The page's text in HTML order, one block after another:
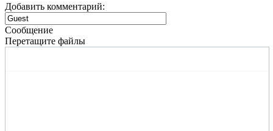
Добавить комментарий:
Сообщение
Перетащите файлы